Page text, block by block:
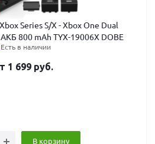
Series S/X - Xbox One Dual
800 mAh TYX-19006X DOBE
Есть в наличии
1 699руб.
В корзину